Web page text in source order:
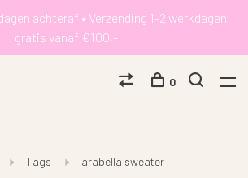
achteraf • Verzending 1-2 werkdagen
gratis vanaf €100,-
0
Tags arabella sweater